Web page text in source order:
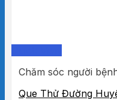
Chăm sóc người
Que Thử Đường